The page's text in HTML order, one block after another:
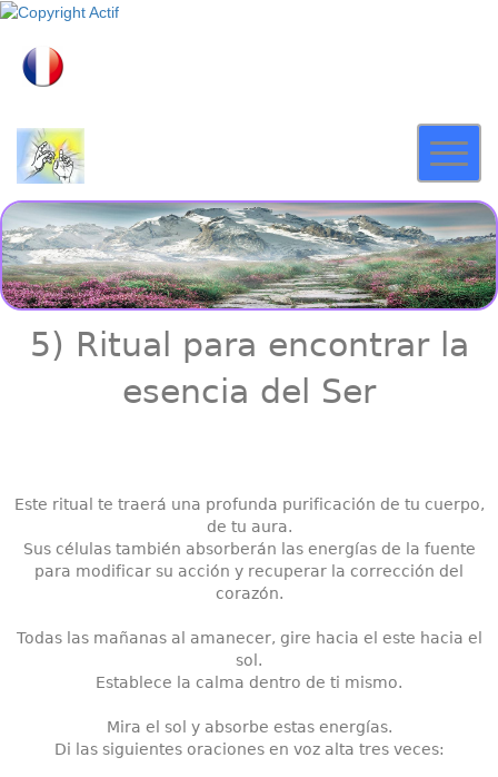
5) Ritual para encontrar la
esencia del Ser
Este ritual te traerá una profunda purificación de tu cuerpo,
de tu aura.
Sus células también absorberán las energías de la fuente
para modificar su acción y recuperar la corrección del
corazón.
Todas las mañanas al amanecer, gire hacia el este hacia el
sol.
Establece la calma dentro de ti mismo.
Mira el sol y absorbe estas energías.
Di las siguientes oraciones en voz alta tres veces: